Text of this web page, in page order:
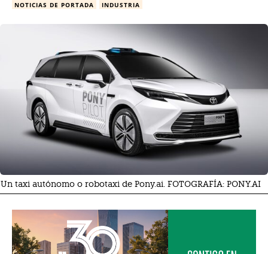
NOTICIAS DE PORTADA INDUSTRIA
Un taxi autónomo o robotaxi de Pony.ai. FOTOGRAFÍA: PONY.AI